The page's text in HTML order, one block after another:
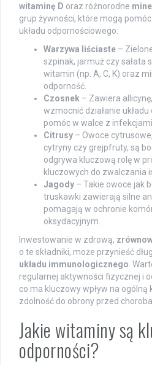
witaminę D oraz różnorodne
grup żywności, które mogą
układu odpornościowego:
Warzywa liściaste –
szpinak, jarmuż czy sałata
witamin (np. A, C, K) oraz
odporność.
Czosnek – Zawiera
wzmocnić działanie
pomóc w walce z infekcjami.
Citrusy – Owoce
cytryny czy grejpfruty, są
odgrywa kluczową rolę w
kluczowych do zwalczania
Jagody – Takie owoce jak
truskawki zawierają silne
pomagają w ochronie
oksydacyjnym.
Inwestowanie w zdrową,
o te składniki, może przynieść
układu immunologicznego .
regularnej aktywności fizycznej i
co ma kluczowy wpływ na ogólną
zdolność do obrony przed
Jakie witaminy są
odporności?